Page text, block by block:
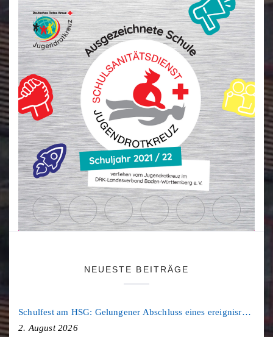
NEUESTE BEITRÄGE
Schulfest am HSG: Gelungener Abschluss eines ereignisreichen Schuljahres
2. August 2026